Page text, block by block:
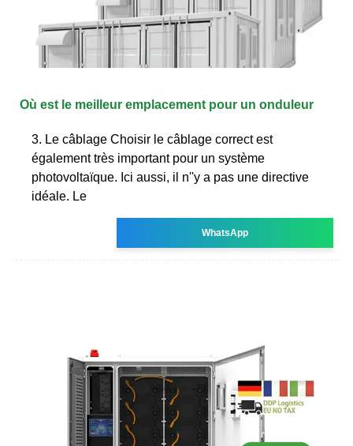
Où est le meilleur emplacement pour un onduleur
3. Le câblage Choisir le câblage correct est
également très important pour un système
photovoltaïque. Ici aussi, il n''y a pas une directive
idéale. Le
WhatsApp